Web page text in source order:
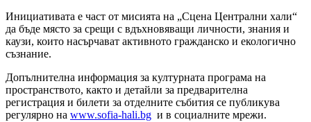
Инициативата е част от мисията на „Сцена Централни хали“
да бъде място за срещи с вдъхновяващи личности, знания и
каузи, които насърчават активното гражданско и екологично
съзнание.
Допълнителна информация за културната програма на
пространството, както и детайли за предварителна
регистрация и билети за отделните събития се публикува
регулярно на www.sofia-hali.bg и в социалните мрежи.